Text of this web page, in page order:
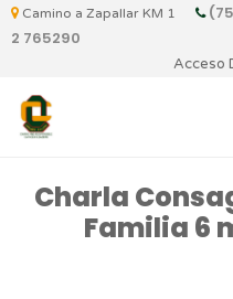
Camino a Zapallar KM 1
2 765290
Acceso
Charla
Familia 6